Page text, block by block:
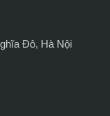
Đô, Hà Nội